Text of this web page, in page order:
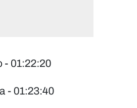
- 01:22:20
- 01:23:40